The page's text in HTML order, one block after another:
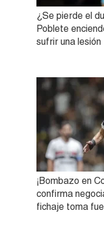
¿Se pierde el
Poblete
sufrir una lesión
¡Bombazo en
confirma
fichaje toma